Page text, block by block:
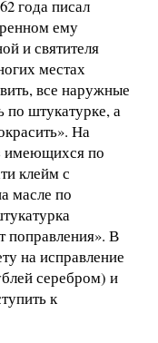
года писал
ему
и святителя
местах
все наружные
по штукатурке, а
На
имеющихся по
клейм с
масле по
поправления». В
на исправление
серебром) и
к